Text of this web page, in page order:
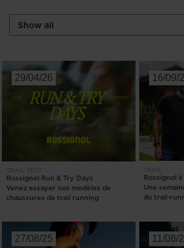
29/04/26
TRAIL TEST
Rossignol Run & Try Days
Venez essayer nos modèles de
chaussures de trail running
16/09/
TRAIL
Rossignol
Une
du trail-
27/08/25 11/08/